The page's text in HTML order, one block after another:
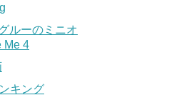
ルーのミニオ
Me 4
キング